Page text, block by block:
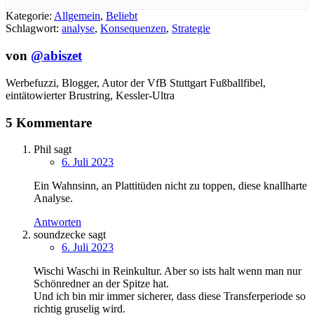
Kategorie: Allgemein, Beliebt
Schlagwort: analyse, Konsequenzen, Strategie
von @abiszet
Werbefuzzi, Blogger, Autor der VfB Stuttgart Fußballfibel,
eintätowierter Brustring, Kessler-Ultra
5 Kommentare
Phil sagt
6. Juli 2023
Ein Wahnsinn, an Plattitüden nicht zu toppen, diese knallharte
Analyse.
Antworten
soundzecke sagt
6. Juli 2023
Wischi Waschi in Reinkultur. Aber so ists halt wenn man nur
Schönredner an der Spitze hat.
Und ich bin mir immer sicherer, dass diese Transferperiode so
richtig gruselig wird.